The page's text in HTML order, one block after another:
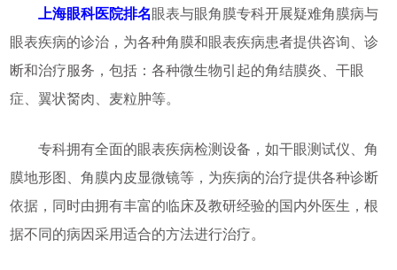
上海眼科医院排名 眼表与眼角膜专科开展疑难角膜病与
眼表疾病的诊治，为各种角膜和眼表疾病患者提供咨询、诊
断和治疗服务，包括：各种微生物引起的角结膜炎、干眼
症、翼状胬肉、麦粒肿等。
专科拥有全面的眼表疾病检测设备，如干眼测试仪、角
膜地形图、角膜内皮显微镜等，为疾病的治疗提供各种诊断
依据，同时由拥有丰富的临床及教研经验的国内外医生，根
据不同的病因采用适合的方法进行治疗。